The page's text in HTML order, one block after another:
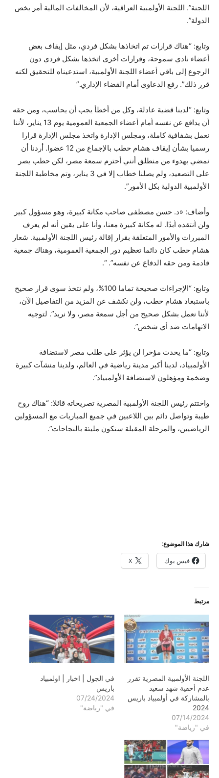
اللجنة”. اللجنة الأولمبية العراقية، لأن المخالفات المالية أمر يخص
الدولة”.
وتابع: “هناك قرارات تم اتخاذها بشكل فردي، مثل إيقاف بعض
أعضاء نادي سموحة، وقرارات أخرى اتخذها بشكل فردي دون
الرجوع إلى باقي أعضاء اللجنة الأولمبية، استدعيناه للتحقيق لكنه
قرر ذلك”. رفع الدعاوى أمام القضاء الإداري.”
وتابع: “لدينا قضية عادلة، وكل من أخطأ يجب أن يحاسب، ومن حقه
أن يدافع عن نفسه أمام أعضاء الجمعية العمومية يوم 13 يناير، لأننا
نعمل بشفافية كاملة، ومجلس الإدارة واتخذ مجلس الإدارة قرارا
رسميا بشأن إيقاف هشام حطب بالإجماع من 12 عضوا. أردنا أن
نمضي بهدوء من منطلق أنني أحترم سمعة مصر، لكن حطب يصر
على التصعيد، ولم يصلنا خطاب إلا في 3 يناير، وتم مخاطبة اللجنة
الأولمبية الدولية بكل الأمور”.
وأضاف: «د. حسن مصطفى صاحب مكانة كبيرة، وهو مسؤول كبير
ولن أنتقده أبدًا. له مكانة كبيرة معنا، وأنا على يقين أنه لم يعرف
المبررات والأمور المتعلقة بقرار إقالة رئيس اللجنة الأولمبية. شعار
هشام حطب كان دائما تعظيم دور الجمعية العمومية، وهناك جمعية
قادمة ومن حقه الدفاع عن نفسه”. “.
وتابع: “الإجراءات صحيحة تماما 100%، ولم نتخذ سوى قرار صحيح
باستبعاد هشام حطب، ولن نكشف عن المزيد من التفاصيل الآن،
لأننا نعمل بشكل صحيح من أجل سمعة مصر، ولا نريد”. لتوجيه
الاتهامات ضد أي شخص”.
وتابع: “ما يحدث مؤخرا لن يؤثر على طلب مصر لاستضافة
الأولمبياد، لدينا أكبر مدينة رياضية في العالم، ولدينا منشآت كبيرة
وضخمة ومؤهلون لاستضافة الأولمبياد”.
واختتم رئيس اللجنة الأولمبية المصرية تصريحاته قائلا: “هناك روح
طيبة وتواصل دائم بين اللاعبين في جميع المباريات مع المسؤولين
الرياضيين، والمرحلة المقبلة ستكون مليئة بالنجاحات”.
شارك هذا الموضوع:
فيس بوك X
مرتبط
اللجنة الأولمبية المصرية تقرر
عدم أحقية شهد سعيد
بالمشاركة في أولمبياد باريس
2024
07/14/2024
في "رياضة"
في الجول | اخبار | اولمبياد
باريس
07/24/2024
في "رياضة"